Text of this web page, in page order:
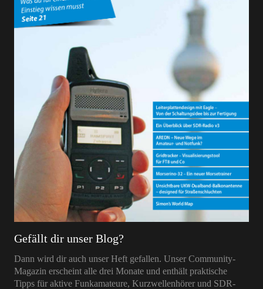
Gefällt dir unser Blog?
Dann wird dir auch unser Heft gefallen. Unser Community-
Magazin erscheint alle drei Monate und enthält praktische
Tipps für aktive Funkamateure, Kurzwellenhörer und SDR-